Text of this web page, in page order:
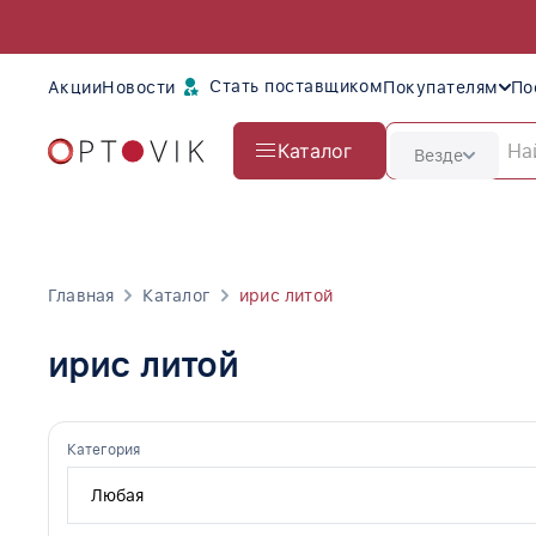
АкцииНовости Стать поставщикомПокупателям
Каталог Везде
Главная Каталог ирис литой
ирис литой
Категория